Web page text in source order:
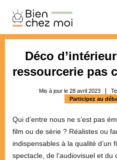
Bien
Chez
Moi
Déco
ressourcerie pas
Mis à jour le 28 avril 2023
Participez au
Qui d’entre nous ne s’est pas
film ou de série ? Réalistes ou
indispensables à la qualité d’un
spectacle, de l’audiovisuel et